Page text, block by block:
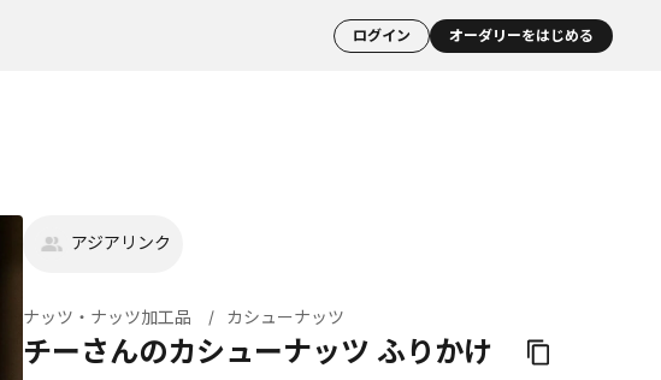
ログイン オーダリーをはじめる
アジアリンク
ナッツ・ナッツ加工品 カシューナッツ
チーさんのカシューナッツ ふりかけ